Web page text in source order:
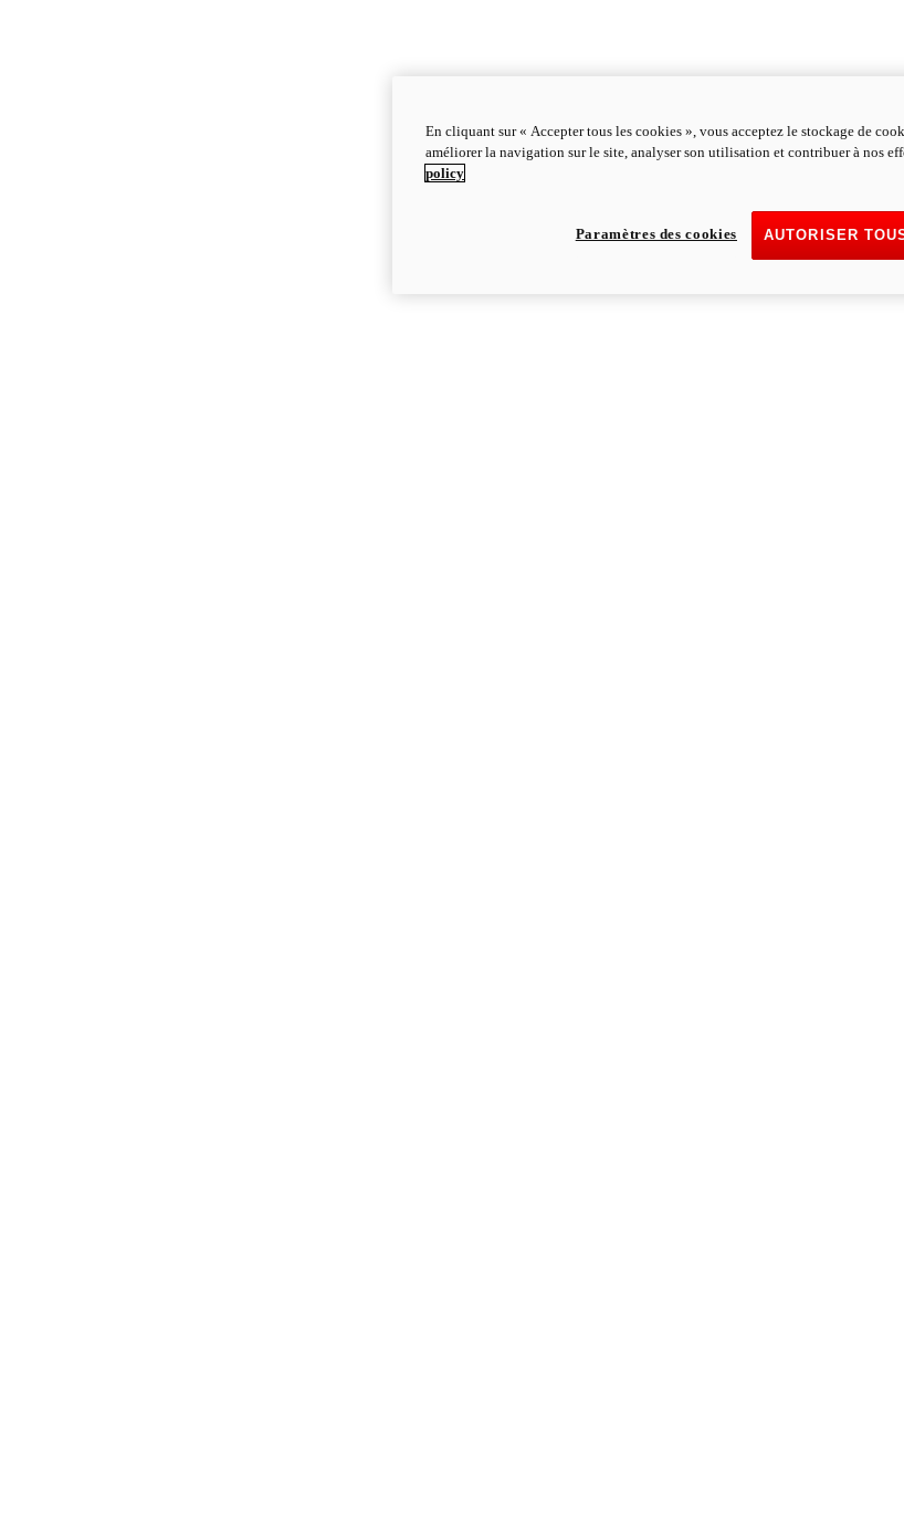
En cliquant sur « Accepter tous les cookies », vous acceptez le stockage de
améliorer la navigation sur le site, analyser son utilisation et contribuer à nos
policy
AUTORISER
Paramètres des cookies